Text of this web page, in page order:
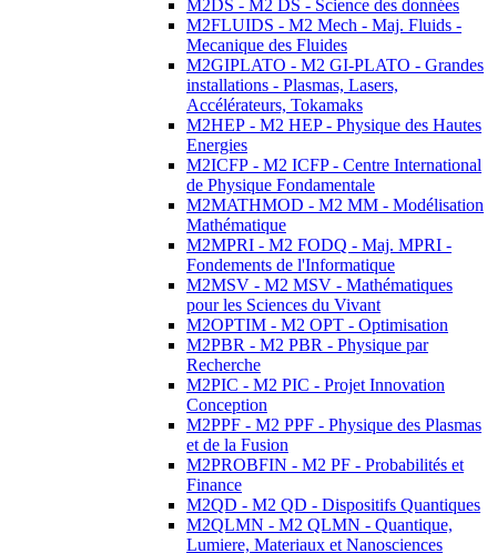
M2DS - M2 DS - Science des données
M2FLUIDS - M2 Mech - Maj. Fluids -
Mecanique des Fluides
M2GIPLATO - M2 GI-PLATO - Grandes
installations - Plasmas, Lasers,
Accélérateurs, Tokamaks
M2HEP - M2 HEP - Physique des Hautes
Energies
M2ICFP - M2 ICFP - Centre International
de Physique Fondamentale
M2MATHMOD - M2 MM - Modélisation
Mathématique
M2MPRI - M2 FODQ - Maj. MPRI -
Fondements de l'Informatique
M2MSV - M2 MSV - Mathématiques
pour les Sciences du Vivant
M2OPTIM - M2 OPT - Optimisation
M2PBR - M2 PBR - Physique par
Recherche
M2PIC - M2 PIC - Projet Innovation
Conception
M2PPF - M2 PPF - Physique des Plasmas
et de la Fusion
M2PROBFIN - M2 PF - Probabilités et
Finance
M2QD - M2 QD - Dispositifs Quantiques
M2QLMN - M2 QLMN - Quantique,
Lumiere, Materiaux et Nanosciences